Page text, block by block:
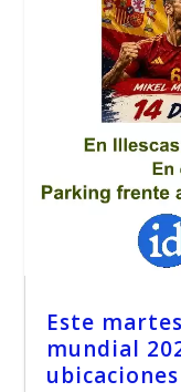
Este
mundial
ubicaciones